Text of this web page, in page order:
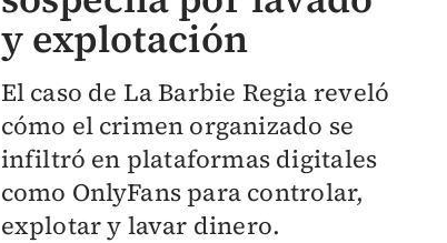
y explotación
El caso de La Barbie Regia reveló
cómo el crimen organizado se
infiltró en plataformas digitales
como OnlyFans para controlar,
explotar y lavar dinero.